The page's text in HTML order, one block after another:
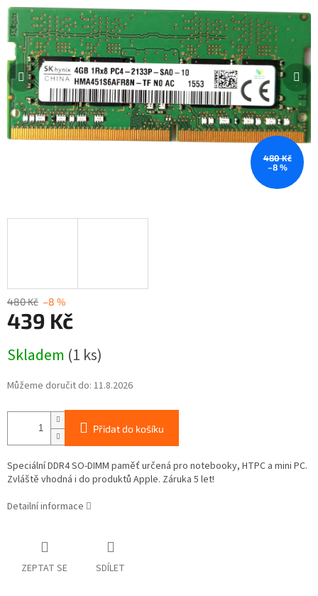
z
5
hvězdiček.
480 Kč
–8 %
480 Kč –8 %
439 Kč
cena:
Skladem (1 ks)
Můžeme doručit do: 11.8.2026
Přidat do košíku
Speciální DDR4 SO-DIMM paměť určená pro notebooky, HTPC a mini PC.
Zvláště vhodná i do produktů Apple. Záruka 5 let!
Detailní informace
ZEPTAT SE SDÍLET